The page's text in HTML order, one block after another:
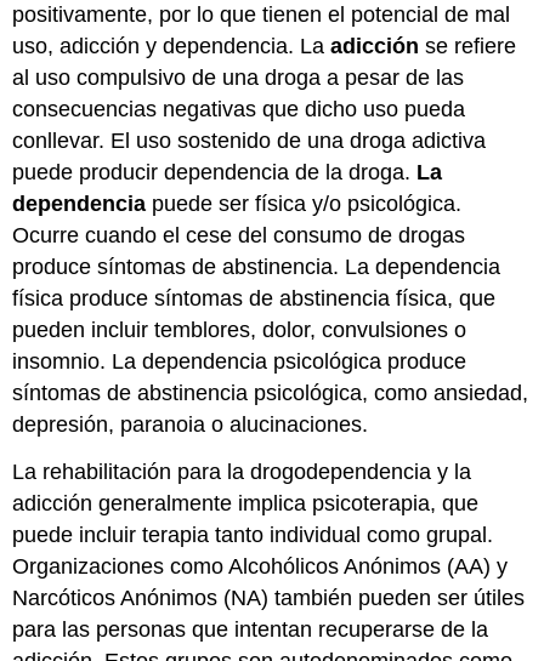
positivamente, por lo que tienen el potencial de mal
uso, adicción y dependencia. Laadicción se refiere
al uso compulsivo de una droga a pesar de las
consecuencias negativas que dicho uso pueda
conllevar. El uso sostenido de una droga adictiva
puede producir dependencia de la droga. La
dependencia puede ser física y/o psicológica.
Ocurre cuando el cese del consumo de drogas
produce síntomas de abstinencia. La dependencia
física produce síntomas de abstinencia física, que
pueden incluir temblores, dolor, convulsiones o
insomnio. La dependencia psicológica produce
síntomas de abstinencia psicológica, como ansiedad,
depresión, paranoia o alucinaciones.
La rehabilitación para la drogodependencia y la
adicción generalmente implica psicoterapia, que
puede incluir terapia tanto individual como grupal.
Organizaciones como Alcohólicos Anónimos (AA) y
Narcóticos Anónimos (NA) también pueden ser útiles
para las personas que intentan recuperarse de la